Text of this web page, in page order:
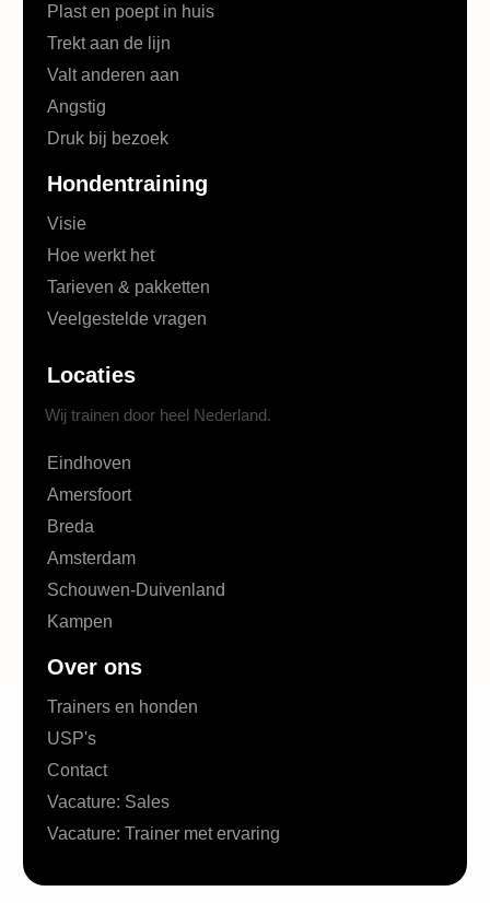
Plast en poept in huis
Trekt aan de lijn
Valt anderen aan
Angstig
Druk bij bezoek
Hondentraining
Visie
Hoe werkt het
Tarieven & pakketten
Veelgestelde vragen
Locaties
Wij trainen door heel Nederland.
Eindhoven
Amersfoort
Breda
Amsterdam
Schouwen-Duivenland
Kampen
Over ons
Trainers en honden
USP's
Contact
Vacature: Sales
Vacature: Trainer met ervaring